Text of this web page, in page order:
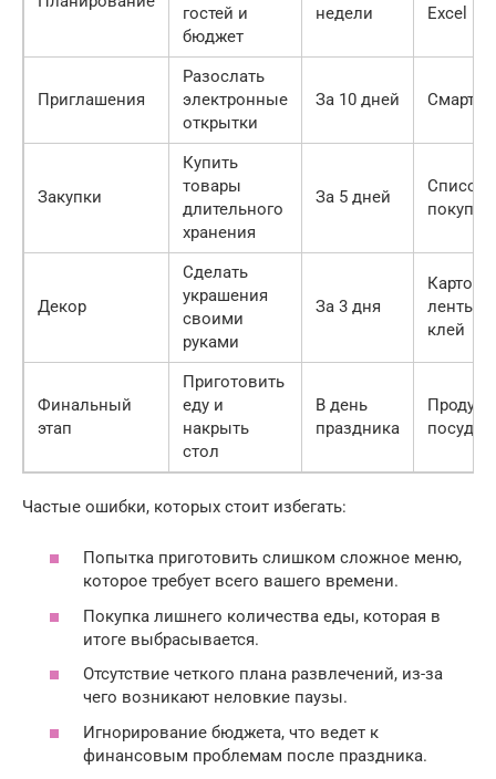
гостей и
бюджет
недели Excel
Приглашения
Разослать
электронные
открытки
За 10 дней
Закупки
Купить
товары
длительного
хранения
За 5 дней
Список
покупок
Декор
Сделать
украшения
своими
руками
За 3 дня
Картон,
ленты,
клей
Финальный
этап
Приготовить
еду и
накрыть
стол
В день
праздника
посуда
Частые ошибки, которых стоит избегать:
Попытка приготовить слишком сложное меню,
которое требует всего вашего времени.
Покупка лишнего количества еды, которая в
итоге выбрасывается.
Отсутствие четкого плана развлечений, из-за
чего возникают неловкие паузы.
Игнорирование бюджета, что ведет к
финансовым проблемам после праздника.